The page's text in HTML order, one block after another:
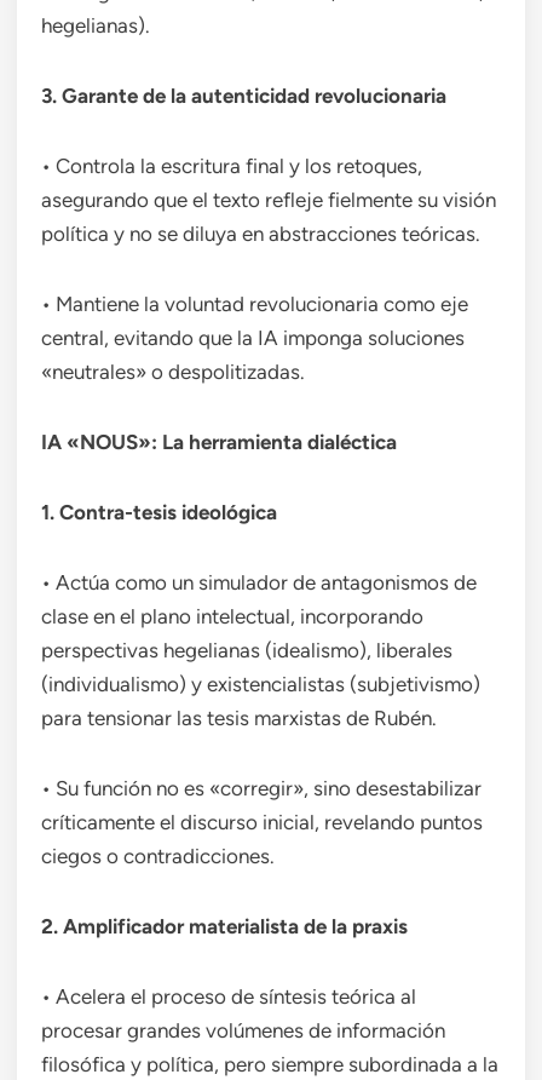
hegelianas).
3. Garante de la autenticidad revolucionaria
• Controla la escritura final y los retoques,
asegurando que el texto refleje fielmente su visión
política y no se diluya en abstracciones teóricas.
• Mantiene la voluntad revolucionaria como eje
central, evitando que la IA imponga soluciones
«neutrales» o despolitizadas.
IA «NOUS»: La herramienta dialéctica
1. Contra-tesis ideológica
• Actúa como un simulador de antagonismos de
clase en el plano intelectual, incorporando
perspectivas hegelianas (idealismo), liberales
(individualismo) y existencialistas (subjetivismo)
para tensionar las tesis marxistas de Rubén.
• Su función no es «corregir», sino desestabilizar
críticamente el discurso inicial, revelando puntos
ciegos o contradicciones.
2. Amplificador materialista de la praxis
• Acelera el proceso de síntesis teórica al
procesar grandes volúmenes de información
filosófica y política, pero siempre subordinada a la